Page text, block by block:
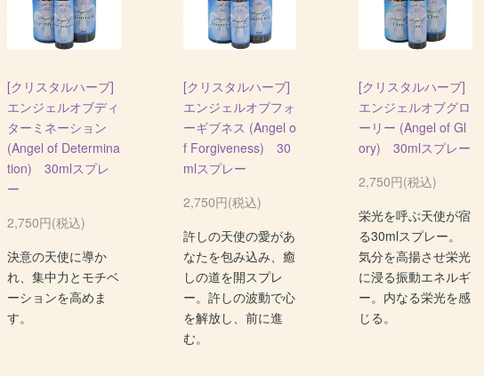
[クリスタルハーブ]
エンジェルオブディ
ターミネーション
(Angel of Determina
tion) 30mlスプレ
ー
2,750円(税込)
決意の天使に導か
れ、集中力とモチベ
ーションを高めま
す。
[クリスタルハーブ]
エンジェルオブフォ
ーギブネス (Angel o
f Forgiveness) 30
mlスプレー
2,750円(税込)
許しの天使の愛があ
なたを包み込み、癒
しの道を開スプレ
ー。許しの波動で心
を解放し、前に進
む。
[クリスタルハーブ]
エンジェルオブグロ
ーリー (Angel of Gl
ory) 30mlスプレー
2,750円(税込)
栄光を呼ぶ天使が宿
る30mlスプレー。
気分を高揚させ栄光
に浸る振動エネルギ
ー。内なる栄光を感
じる。